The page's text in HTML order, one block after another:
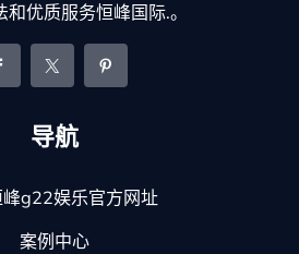
优质服务恒峰国际.。
导航
峰g22娱乐官方网址
案例中心